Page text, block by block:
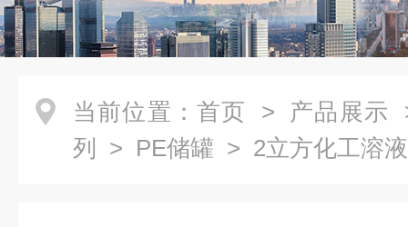
当前位置： 首页 > 产品展示
列
> PE储罐 > 2立方化工溶